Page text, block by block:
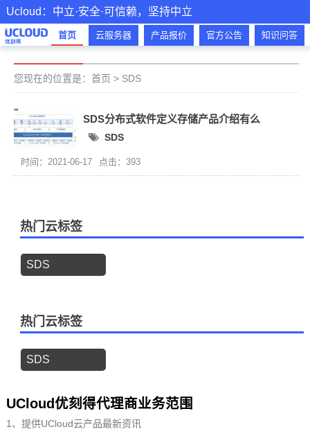
Ucloud：中立·安全·可信赖，坚持中立
首页 云服务器 产品报价 官方公告 知识问答
您现在的位置是： 首页 > SDS
SDS分布式软件定义存储产品介绍有么
SDS
时间：2021-06-17 点击：393
热门云标签
SDS
热门云标签
SDS
UCloud优刻得代理商业务范围
1、提供UCloud云产品最新资讯